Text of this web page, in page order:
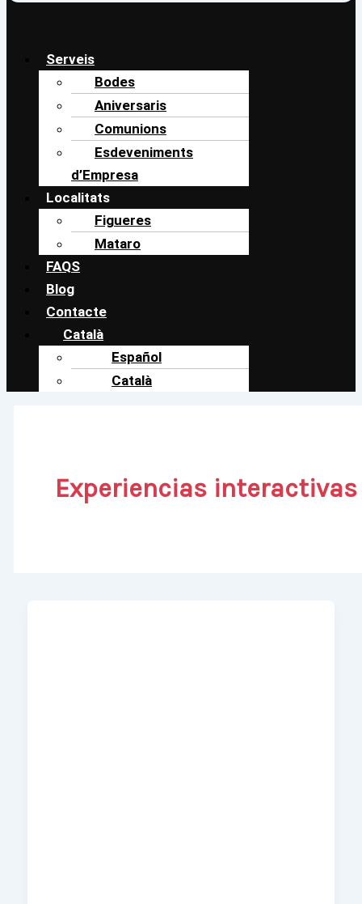
Serveis
Bodes
Aniversaris
Comunions
Esdeveniments
d’Empresa
Localitats
Figueres
Mataro
FAQS
Blog
Contacte
Català
Español
Català
Experiencias interactivas